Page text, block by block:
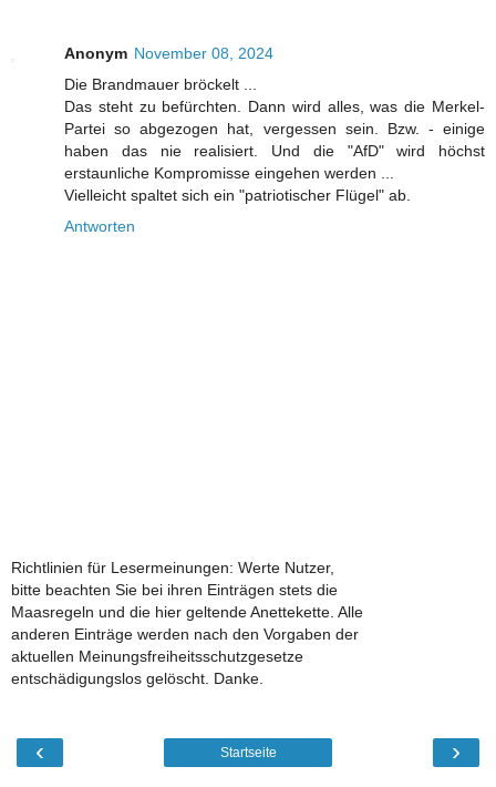
Anonym November 08, 2024
Die Brandmauer bröckelt ...
Das steht zu befürchten. Dann wird alles, was die Merkel-
Partei so abgezogen hat, vergessen sein. Bzw. - einige
haben das nie realisiert. Und die "AfD" wird höchst
erstaunliche Kompromisse eingehen werden ...
Vielleicht spaltet sich ein "patriotischer Flügel" ab.
Antworten
Richtlinien für Lesermeinungen: Werte Nutzer,
bitte beachten Sie bei ihren Einträgen stets die
Maasregeln und die hier geltende Anettekette. Alle
anderen Einträge werden nach den Vorgaben der
aktuellen Meinungsfreiheitsschutzgesetze
entschädigungslos gelöscht. Danke.
‹ ›
Startseite